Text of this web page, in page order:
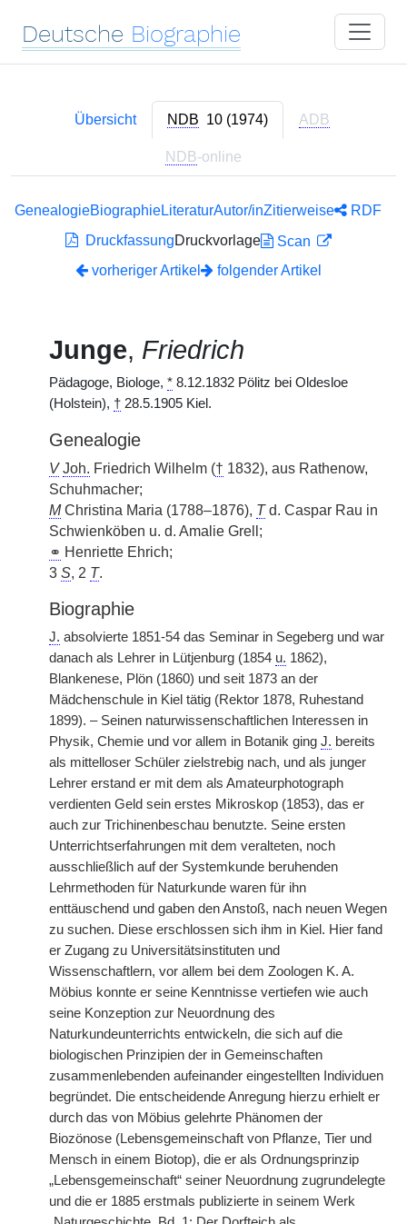
Deutsche Biographie
Übersicht NDB 10 (1974) ADB
NDB-online
GenealogieBiographieLiteraturAutor/inZitierweise
RDF
DruckfassungDruckvorlage
Scan
vorheriger Artikel
folgender Artikel
Junge, Friedrich
Pädagoge, Biologe, * 8.12.1832 Pölitz bei Oldesloe
(Holstein), † 28.5.1905 Kiel.
Genealogie
V Joh. Friedrich Wilhelm († 1832), aus Rathenow,
Schuhmacher;
MChristina Maria (1788–1876), Td. Caspar Rau in
Schwienköben u. d. Amalie Grell;
⚭ Henriette Ehrich;
3 S, 2 T.
Biographie
J. absolvierte 1851-54 das Seminar in Segeberg und war
danach als Lehrer in Lütjenburg (1854 u. 1862),
Blankenese, Plön (1860) und seit 1873 an der
Mädchenschule in Kiel tätig (Rektor 1878, Ruhestand
1899). – Seinen naturwissenschaftlichen Interessen in
Physik, Chemie und vor allem in Botanik ging J. bereits
als mittelloser Schüler zielstrebig nach, und als junger
Lehrer erstand er mit dem als Amateurphotograph
verdienten Geld sein erstes Mikroskop (1853), das er
auch zur Trichinenbeschau benutzte. Seine ersten
Unterrichtserfahrungen mit dem veralteten, noch
ausschließlich auf der Systemkunde beruhenden
Lehrmethoden für Naturkunde waren für ihn
enttäuschend und gaben den Anstoß, nach neuen Wegen
zu suchen. Diese erschlossen sich ihm in Kiel. Hier fand
er Zugang zu Universitätsinstituten und
Wissenschaftlern, vor allem bei dem Zoologen K. A.
Möbius konnte er seine Kenntnisse vertiefen wie auch
seine Konzeption zur Neuordnung des
Naturkundeunterrichts entwickeln, die sich auf die
biologischen Prinzipien der in Gemeinschaften
zusammenlebenden aufeinander eingestellten Individuen
begründet. Die entscheidende Anregung hierzu erhielt er
durch das von Möbius gelehrte Phänomen der
Biozönose (Lebensgemeinschaft von Pflanze, Tier und
Mensch in einem Biotop), die er als Ordnungsprinzip
„Lebensgemeinschaft“ seiner Neuordnung zugrundelegte
und die er 1885 erstmals publizierte in seinem Werk